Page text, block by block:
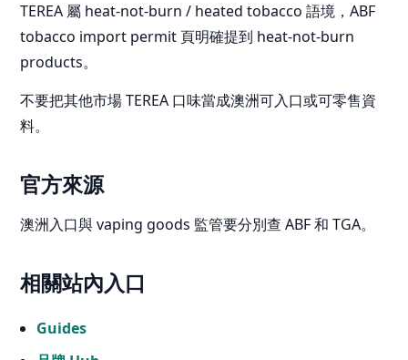
TEREA 屬 heat-not-burn / heated tobacco 語境，ABF
tobacco import permit 頁明確提到 heat-not-burn
products。
不要把其他市場 TEREA 口味當成澳洲可入口或可零售資
料。
官方來源
澳洲入口與 vaping goods 監管要分別查 ABF 和 TGA。
相關站內入口
Guides